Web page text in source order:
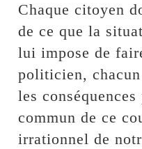
Chaque citoyen
de ce que la
lui impose de
politicien,
les
commun de ce
irrationnel de